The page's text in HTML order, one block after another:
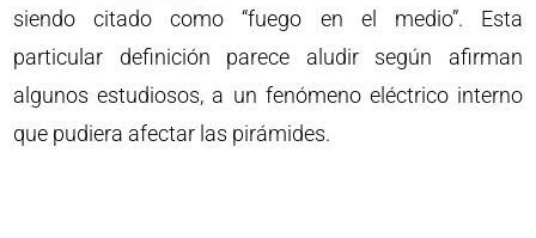
siendo citado como “fuego en el medio”. Esta
particular definición parece aludir según afirman
algunos estudiosos, a un fenómeno eléctrico interno
que pudiera afectar las pirámides.